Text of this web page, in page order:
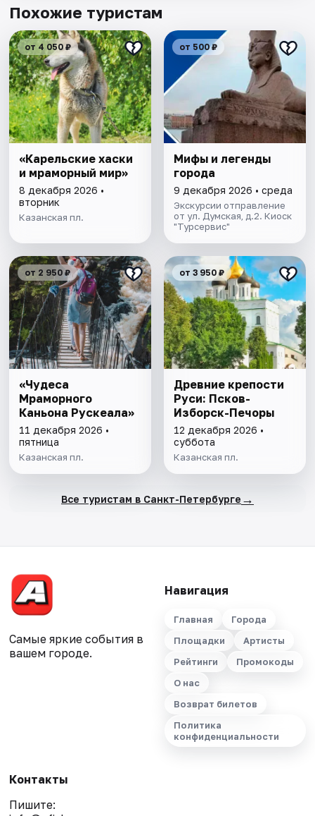
Похожие туристам
от 4 050 ₽
«Карельские хаски
и мраморный мир»
8 декабря 2026 •
вторник
Казанская пл.
от 500 ₽
Мифы и легенды
города
9 декабря 2026 • среда
Экскурсии отправление
от ул. Думская, д.2. Киоск
"Турсервис"
от 2 950 ₽
«Чудеса
Мраморного
Каньона Рускеала»
11 декабря 2026 •
пятница
Казанская пл.
от 3 950 ₽
Древние крепости
Руси: Псков-
Изборск-Печоры
12 декабря 2026 •
суббота
Казанская пл.
Все туристам в Санкт-Петербурге →
Самые яркие события в
вашем городе.
Навигация
Главная
Города
Площадки
Артисты
Рейтинги
Промокоды
О нас
Возврат билетов
Политика
конфиденциальности
Контакты
Пишите: